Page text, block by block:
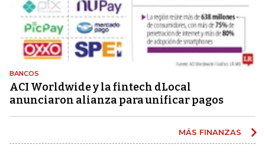
BANCOS
ACI Worldwide y la fintech dLocal
anunciaron alianza para unificar pagos
MÁS FINANZAS